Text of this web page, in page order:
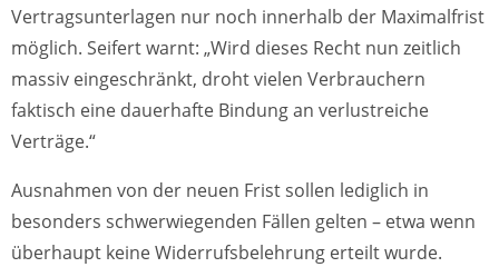
Vertragsunterlagen nur noch innerhalb der Maximalfrist
möglich. Seifert warnt: „Wird dieses Recht nun zeitlich
massiv eingeschränkt, droht vielen Verbrauchern
faktisch eine dauerhafte Bindung an verlustreiche
Verträge.“
Ausnahmen von der neuen Frist sollen lediglich in
besonders schwerwiegenden Fällen gelten – etwa wenn
überhaupt keine Widerrufsbelehrung erteilt wurde.